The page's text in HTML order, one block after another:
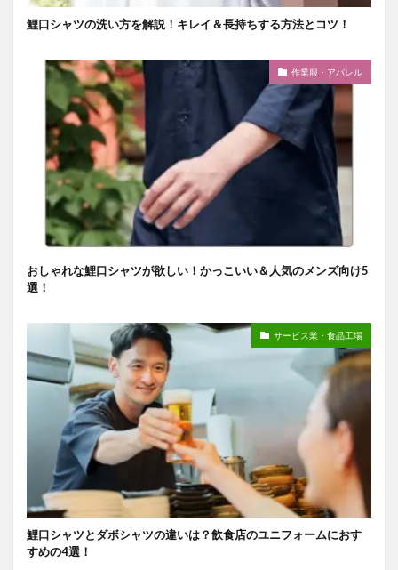
鯉口シャツの洗い方を解説！キレイ＆長持ちする方法とコツ！
作業服・アパレル
おしゃれな鯉口シャツが欲しい！かっこいい＆人気のメンズ向け5
選！
サービス業・食品工場
鯉口シャツとダボシャツの違いは？飲食店のユニフォームにおす
すめの4選！